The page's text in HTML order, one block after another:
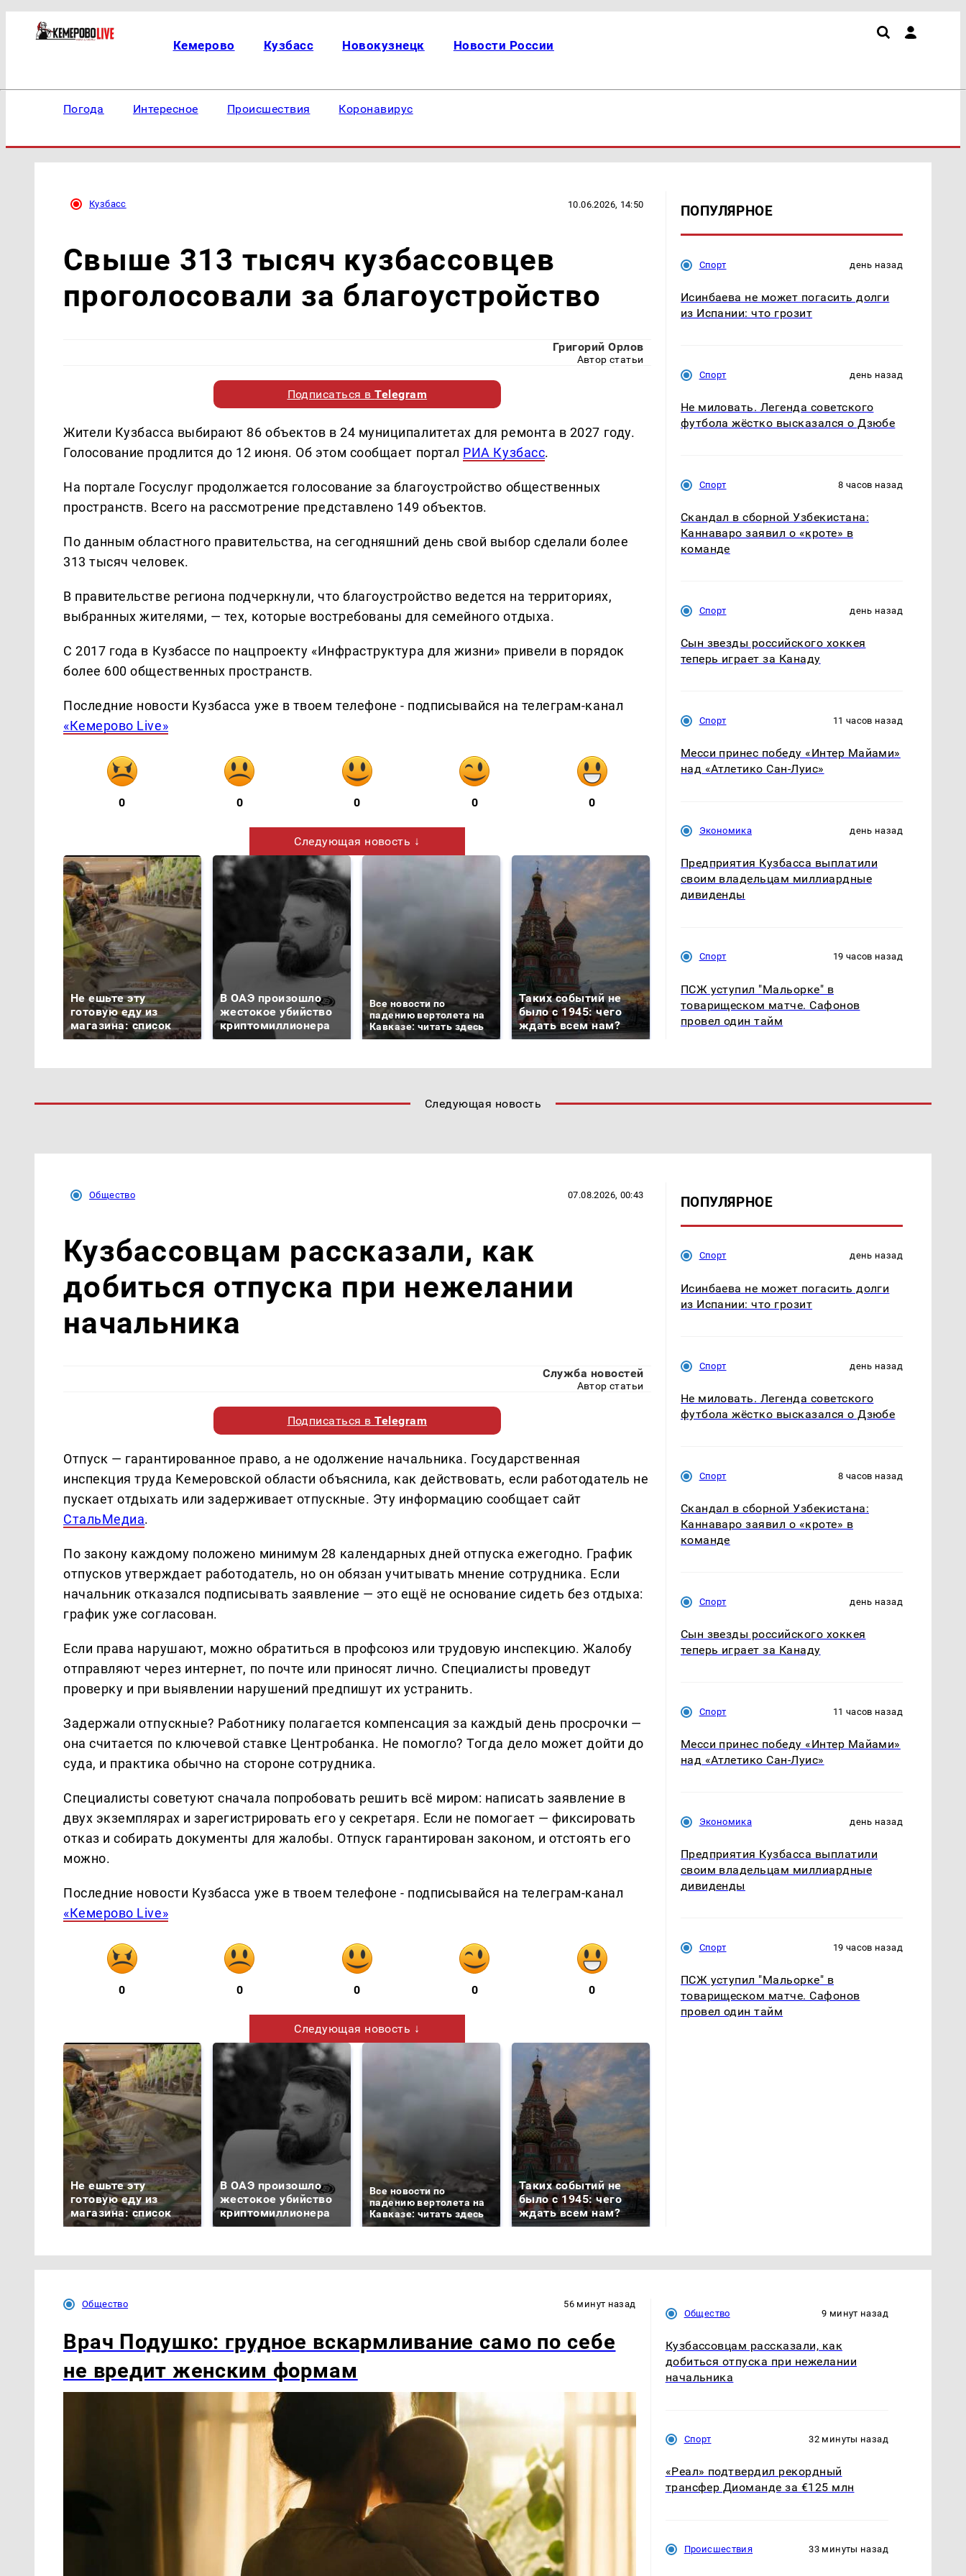
Кемерово Кузбасс Новокузнецк Новости России
Погода Интересное Происшествия Коронавирус
Кузбасс 10.06.2026, 14:50
Свыше 313 тысяч кузбассовцев
проголосовали за благоустройство
Григорий Орлов
Автор статьи
Подписаться вTelegram
Жители Кузбасса выбирают 86 объектов в 24 муниципалитетах для ремонта в 2027 году.
Голосование продлится до 12 июня. Об этом сообщает портал РИА Кузбасс.
На портале Госуслуг продолжается голосование за благоустройство общественных
пространств. Всего на рассмотрение представлено 149 объектов.
По данным областного правительства, на сегодняшний день свой выбор сделали более
313 тысяч человек.
В правительстве региона подчеркнули, что благоустройство ведется на территориях,
выбранных жителями, — тех, которые востребованы для семейного отдыха.
С 2017 года в Кузбассе по нацпроекту «Инфраструктура для жизни» привели в порядок
более 600 общественных пространств.
Последние новости Кузбасса уже в твоем телефоне - подписывайся на телеграм-канал
«Кемерово Live»
0 0 0 0 0
Следующая новость ↓
Не ешьте эту
готовую еду из
магазина: список
В ОАЭ произошло
жестокое убийство
криптомиллионера
Все новости по
падению вертолета на
Кавказе: читать здесь
Таких событий не
было с 1945: чего
ждать всем нам?
В магазинах России
ажиотаж из-за этого
продукта: что купить?
СМИ: В Химках на
полицейскую
машину напали и
ПОПУЛЯРНОЕ
Спорт день назад
Исинбаева не может погасить долги
из Испании: что грозит
Спорт день назад
Не миловать. Легенда советского
футбола жёстко высказался о Дзюбе
Спорт 8 часов назад
Скандал в сборной Узбекистана:
Каннаваро заявил о «кроте» в
команде
Спорт день назад
Сын звезды российского хоккея
теперь играет за Канаду
Спорт 11 часов назад
Месси принес победу «Интер Майами»
над «Атлетико Сан-Луис»
Экономика день назад
Предприятия Кузбасса выплатили
своим владельцам миллиардные
дивиденды
Спорт 19 часов назад
ПСЖ уступил "Мальорке" в
товарищеском матче. Сафонов
провел один тайм
Следующая новость
Общество 07.08.2026, 00:43
Кузбассовцам рассказали, как
добиться отпуска при нежелании
начальника
Служба новостей
Автор статьи
Подписаться вTelegram
Отпуск — гарантированное право, а не одолжение начальника. Государственная
инспекция труда Кемеровской области объяснила, как действовать, если работодатель не
пускает отдыхать или задерживает отпускные. Эту информацию сообщает сайт
СтальМедиа.
По закону каждому положено минимум 28 календарных дней отпуска ежегодно. График
отпусков утверждает работодатель, но он обязан учитывать мнение сотрудника. Если
начальник отказался подписывать заявление — это ещё не основание сидеть без отдыха:
график уже согласован.
Если права нарушают, можно обратиться в профсоюз или трудовую инспекцию. Жалобу
отправляют через интернет, по почте или приносят лично. Специалисты проведут
проверку и при выявлении нарушений предпишут их устранить.
Задержали отпускные? Работнику полагается компенсация за каждый день просрочки —
она считается по ключевой ставке Центробанка. Не помогло? Тогда дело может дойти до
суда, и практика обычно на стороне сотрудника.
Специалисты советуют сначала попробовать решить всё миром: написать заявление в
двух экземплярах и зарегистрировать его у секретаря. Если не помогает — фиксировать
отказ и собирать документы для жалобы. Отпуск гарантирован законом, и отстоять его
можно.
Последние новости Кузбасса уже в твоем телефоне - подписывайся на телеграм-канал
«Кемерово Live»
0 0 0 0 0
Следующая новость ↓
Не ешьте эту
готовую еду из
магазина: список
В ОАЭ произошло
жестокое убийство
криптомиллионера
Все новости по
падению вертолета на
Кавказе: читать здесь
Таких событий не
было с 1945: чего
ждать всем нам?
ПОПУЛЯРНОЕ
Спорт день назад
Исинбаева не может погасить долги
из Испании: что грозит
Спорт день назад
Не миловать. Легенда советского
футбола жёстко высказался о Дзюбе
Спорт 8 часов назад
Скандал в сборной Узбекистана:
Каннаваро заявил о «кроте» в
команде
Спорт день назад
Сын звезды российского хоккея
теперь играет за Канаду
Спорт 11 часов назад
Месси принес победу «Интер Майами»
над «Атлетико Сан-Луис»
Экономика день назад
Предприятия Кузбасса выплатили
своим владельцам миллиардные
дивиденды
Спорт 19 часов назад
ПСЖ уступил "Мальорке" в
товарищеском матче. Сафонов
провел один тайм
Общество 56 минут назад
Врач Подушко: грудное вскармливание само по себе
не вредит женским формам
Общество 9 минут назад
Кузбассовцам рассказали, как
добиться отпуска при нежелании
начальника
Спорт 32 минуты назад
«Реал» подтвердил рекордный
трансфер Диоманде за €125 млн
Происшествия 33 минуты назад